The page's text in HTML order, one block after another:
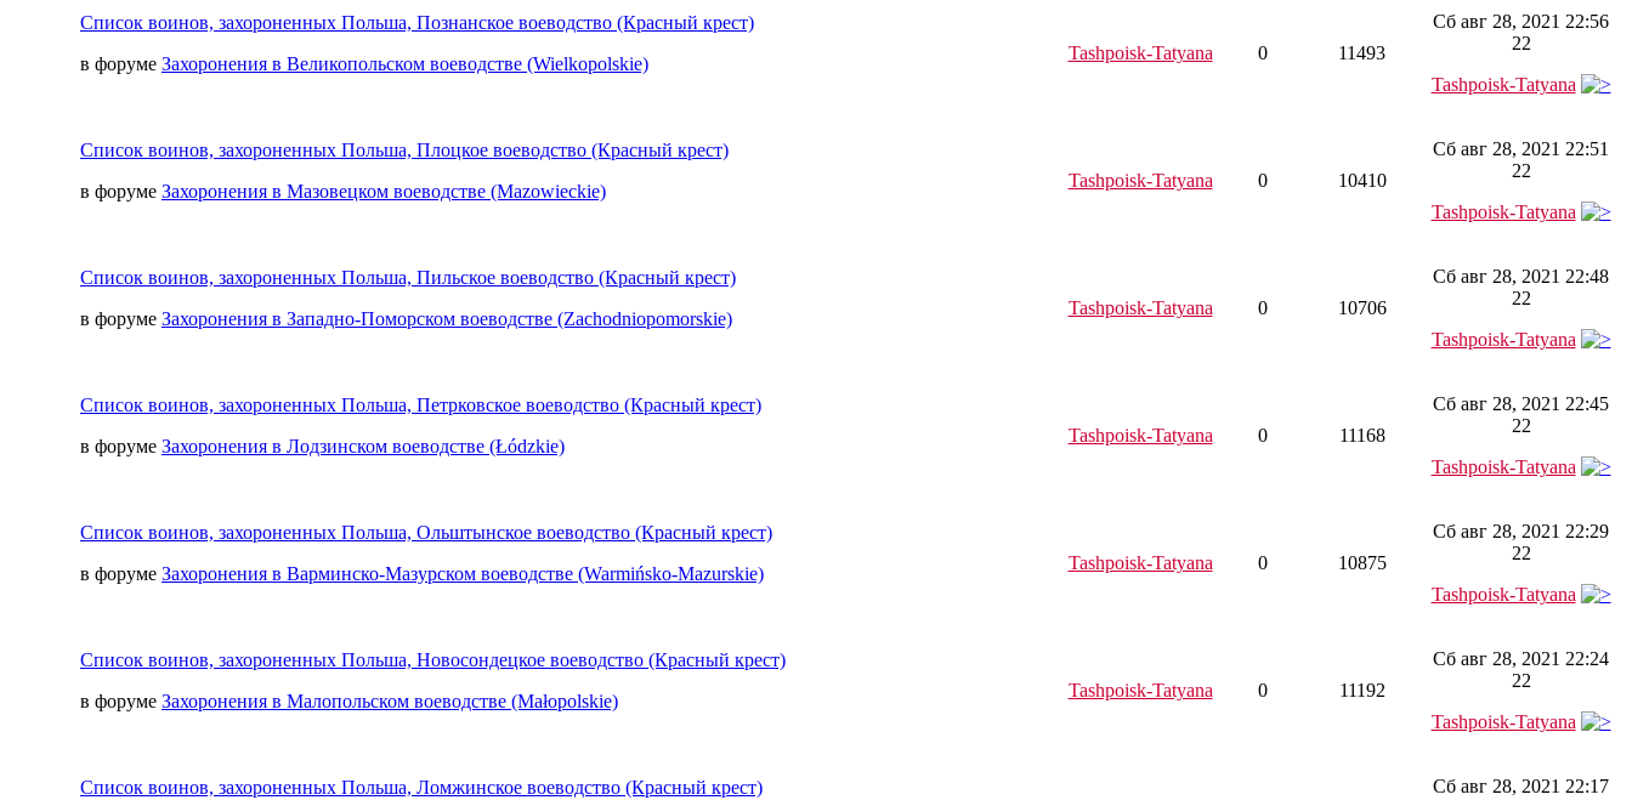
Список воинов, захороненных Польша, Познанское воеводство (Красный крест)
в форуме Захоронения в Великопольском воеводстве (Wielkopolskie)
Tashpoisk-Tatyana 0 11493
Сб авг 28, 2021 22:56
22
Tashpoisk-Tatyana
Список воинов, захороненных Польша, Плоцкое воеводство (Красный крест)
в форуме Захоронения в Мазовецком воеводстве (Mazowieckie)
Tashpoisk-Tatyana 0 10410
Сб авг 28, 2021 22:51
22
Tashpoisk-Tatyana
Список воинов, захороненных Польша, Пильское воеводство (Красный крест)
в форуме Захоронения в Западно-Поморском воеводстве (Zachodniopomorskie)
Tashpoisk-Tatyana 0 10706
Сб авг 28, 2021 22:48
22
Tashpoisk-Tatyana
Список воинов, захороненных Польша, Петрковское воеводство (Красный крест)
в форуме Захоронения в Лодзинском воеводстве (Łódzkie)
Tashpoisk-Tatyana 0 11168
Сб авг 28, 2021 22:45
22
Tashpoisk-Tatyana
Список воинов, захороненных Польша, Ольштынское воеводство (Красный крест)
в форуме Захоронения в Варминско-Мазурском воеводстве (Warmińsko-Mazurskie)
Tashpoisk-Tatyana 0 10875
Сб авг 28, 2021 22:29
22
Tashpoisk-Tatyana
Список воинов, захороненных Польша, Новосондецкое воеводство (Красный крест)
в форуме Захоронения в Малопольском воеводстве (Małopolskie)
Tashpoisk-Tatyana 0 11192
Сб авг 28, 2021 22:24
22
Tashpoisk-Tatyana
Список воинов, захороненных Польша, Ломжинское воеводство (Красный крест)
Сб авг 28, 2021 22:17